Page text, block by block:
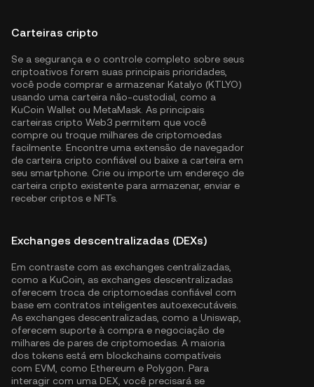
Carteiras cripto
Se a segurança e o controle completo sobre seus
criptoativos forem suas principais prioridades,
você pode comprar e armazenar Katalyo (KTLYO)
usando uma carteira não-custodial, como a
KuCoin Wallet ou MetaMask. As principais
carteiras cripto Web3 permitem que você
compre ou troque milhares de criptomoedas
facilmente. Encontre uma extensão de navegador
de carteira cripto confiável ou baixe a carteira em
seu smartphone. Crie ou importe um endereço de
carteira cripto existente para armazenar, enviar e
receber criptos e NFTs.
Exchanges descentralizadas (DEXs)
Em contraste com as exchanges centralizadas,
como a KuCoin, as exchanges descentralizadas
oferecem troca de criptomoedas confiável com
base em contratos inteligentes autoexecutáveis.
As exchanges descentralizadas, como a Uniswap,
oferecem suporte à compra e negociação de
milhares de pares de criptomoedas. A maioria
dos tokens está em blockchains compatíveis
com EVM, como Ethereum e Polygon . Para
interagir com uma DEX, você precisará se